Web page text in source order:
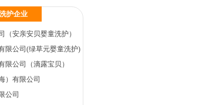
护企业
（安亲安贝婴童洗护）
限公司(绿草元婴童洗护)
限公司（滴露宝贝）
）有限公司
公司